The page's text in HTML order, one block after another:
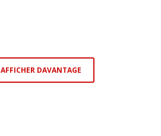
AFFICHER DAVANTAGE